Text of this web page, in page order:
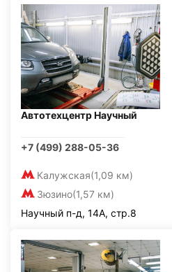
Автотехцентр Научный
+7 (499) 288-05-36
Калужская(1,09 км)
Зюзино(1,57 км)
Научный п-д, 14А, стр.8